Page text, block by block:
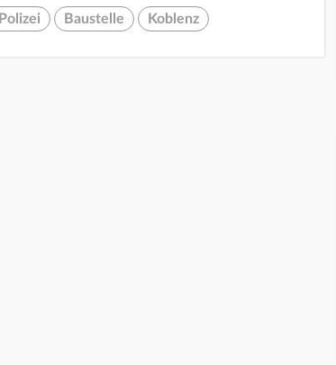
Polizei Baustelle Koblenz